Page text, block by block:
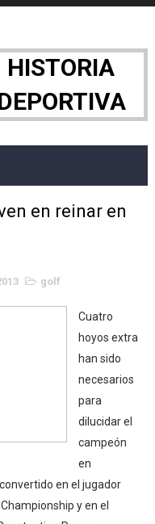
- Week 10
Green, Chad
2026 (Monteceneri,
2026 (Varese, Italia)
monarca
2026 - Las Utah
(Oklahoma City,
- Tadej Pogacar
Norris consigue
- Estados Unidos
HISTORIA
en reinar en
golf
Cuatro
hoyos extra
han sido
necesarios
para
dilucidar el
campeón
en
en el jugador
y en el